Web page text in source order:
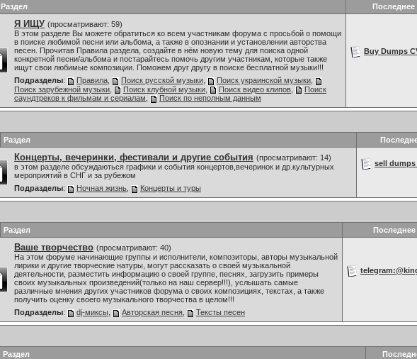
Раздел
Я ИЩУ (просматривают: 59)
В этом разделе Вы можете обратиться ко всем участникам форума с просьбой о помощи
в поиске любимой песни или альбома, а также в опознании и установлении авторства
песен. Прочитав Правила раздела, создайте в нём новую тему для поиска одной
конкретной песни/альбома и постарайтесь помочь другим участникам, которые также
ищут свои любимые композиции. Поможем друг другу в поиске бесплатной музыки!!!
Подразделы: Правила Поиск русской музыки Поиск украинской музыки
Поиск зарубежной музыки
Поиск клубной музыки Поиск видео клипов
Поиск
саундтреков к фильмам и сериалам
Поиск по неполным данным
Buy Dumps
Раздел
Концерты, вечеринки, фестивали и другие события (просматривают: 14)
в этом разделе обсуждаються графики и события концертов,вечеринок и др.культурных
мероприятий в СНГ и за рубежом
Подразделы: Ночная жизнь Концерты и туры
sell
Раздел
Ваше творчество (просматривают: 40)
На этом форуме начинающие группы и исполнители, композиторы, авторы музыкальной
лирики и другие творческие натуры, могут рассказать о своей музыкальной
деятельности, разместить информацию о своей группе, песнях, загрузить примеры
своих музыкальных произведений(только на наш сервер!!!), услышать самые
различные мнения других участников форума о своих композициях, текстах, а также
получить оценку своего музыкального творчества в целом!!!
Подразделы: dj-миксы Авторская песня Тексты песен
Раздел